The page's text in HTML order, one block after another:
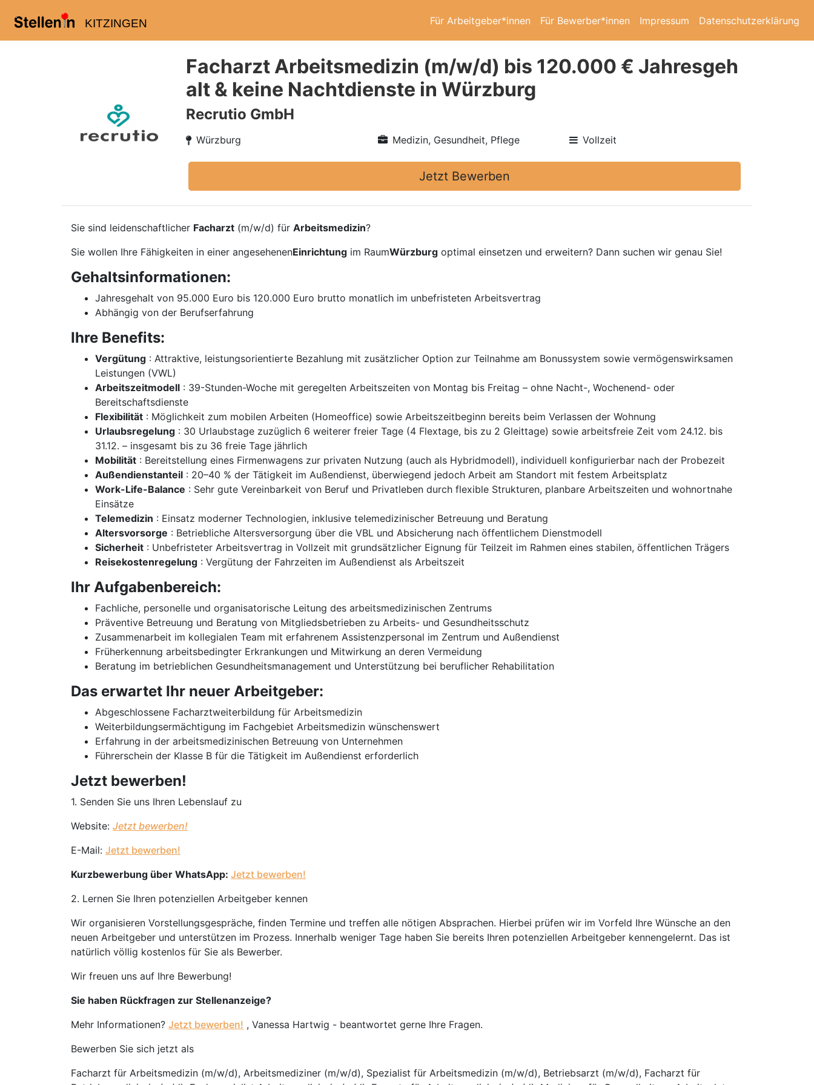
KITZINGEN Für Arbeitgeber*innen Für Bewerber*innen Impressum Datenschutzerklärung
Facharzt Arbeitsmedizin (m/w/d) bis 120.000 € Jahresgeh
alt & keine Nachtdienste in Würzburg
Recrutio GmbH
Würzburg Medizin, Gesundheit, Pflege Vollzeit
Jetzt Bewerben
Sie sind leidenschaftlicher Facharzt (m/w/d) für Arbeitsmedizin?
Sie wollen Ihre Fähigkeiten in einer angesehenenEinrichtung im RaumWürzburg optimal einsetzen und erweitern? Dann suchen wir genau Sie!
Gehaltsinformationen:
Jahresgehalt von 95.000 Euro bis 120.000 Euro brutto monatlich im unbefristeten Arbeitsvertrag
Abhängig von der Berufserfahrung
Ihre Benefits:
Vergütung : Attraktive, leistungsorientierte Bezahlung mit zusätzlicher Option zur Teilnahme am Bonussystem sowie vermögenswirksamen
Leistungen (VWL)
Arbeitszeitmodell : 39-Stunden-Woche mit geregelten Arbeitszeiten von Montag bis Freitag – ohne Nacht-, Wochenend- oder
Bereitschaftsdienste
Flexibilität : Möglichkeit zum mobilen Arbeiten (Homeoffice) sowie Arbeitszeitbeginn bereits beim Verlassen der Wohnung
Urlaubsregelung : 30 Urlaubstage zuzüglich 6 weiterer freier Tage (4 Flextage, bis zu 2 Gleittage) sowie arbeitsfreie Zeit vom 24.12. bis
31.12. – insgesamt bis zu 36 freie Tage jährlich
Mobilität : Bereitstellung eines Firmenwagens zur privaten Nutzung (auch als Hybridmodell), individuell konfigurierbar nach der Probezeit
Außendienstanteil : 20–40 % der Tätigkeit im Außendienst, überwiegend jedoch Arbeit am Standort mit festem Arbeitsplatz
Work-Life-Balance : Sehr gute Vereinbarkeit von Beruf und Privatleben durch flexible Strukturen, planbare Arbeitszeiten und wohnortnahe
Einsätze
Telemedizin : Einsatz moderner Technologien, inklusive telemedizinischer Betreuung und Beratung
Altersvorsorge : Betriebliche Altersversorgung über die VBL und Absicherung nach öffentlichem Dienstmodell
Sicherheit : Unbefristeter Arbeitsvertrag in Vollzeit mit grundsätzlicher Eignung für Teilzeit im Rahmen eines stabilen, öffentlichen Trägers
Reisekostenregelung : Vergütung der Fahrzeiten im Außendienst als Arbeitszeit
Ihr Aufgabenbereich:
Fachliche, personelle und organisatorische Leitung des arbeitsmedizinischen Zentrums
Präventive Betreuung und Beratung von Mitgliedsbetrieben zu Arbeits- und Gesundheitsschutz
Zusammenarbeit im kollegialen Team mit erfahrenem Assistenzpersonal im Zentrum und Außendienst
Früherkennung arbeitsbedingter Erkrankungen und Mitwirkung an deren Vermeidung
Beratung im betrieblichen Gesundheitsmanagement und Unterstützung bei beruflicher Rehabilitation
Das erwartet Ihr neuer Arbeitgeber:
Abgeschlossene Facharztweiterbildung für Arbeitsmedizin
Weiterbildungsermächtigung im Fachgebiet Arbeitsmedizin wünschenswert
Erfahrung in der arbeitsmedizinischen Betreuung von Unternehmen
Führerschein der Klasse B für die Tätigkeit im Außendienst erforderlich
Jetzt bewerben!
1. Senden Sie uns Ihren Lebenslauf zu
Website: Jetzt bewerben!
E-Mail: Jetzt bewerben!
Kurzbewerbung über WhatsApp: Jetzt bewerben!
2. Lernen Sie Ihren potenziellen Arbeitgeber kennen
Wir organisieren Vorstellungsgespräche, finden Termine und treffen alle nötigen Absprachen. Hierbei prüfen wir im Vorfeld Ihre Wünsche an den
neuen Arbeitgeber und unterstützen im Prozess. Innerhalb weniger Tage haben Sie bereits Ihren potenziellen Arbeitgeber kennengelernt. Das ist
natürlich völlig kostenlos für Sie als Bewerber.
Wir freuen uns auf Ihre Bewerbung!
Sie haben Rückfragen zur Stellenanzeige?
Mehr Informationen? Jetzt bewerben! , Vanessa Hartwig - beantwortet gerne Ihre Fragen.
Bewerben Sie sich jetzt als
Facharzt für Arbeitsmedizin (m/w/d), Arbeitsmediziner (m/w/d), Spezialist für Arbeitsmedizin (m/w/d), Betriebsarzt (m/w/d), Facharzt für